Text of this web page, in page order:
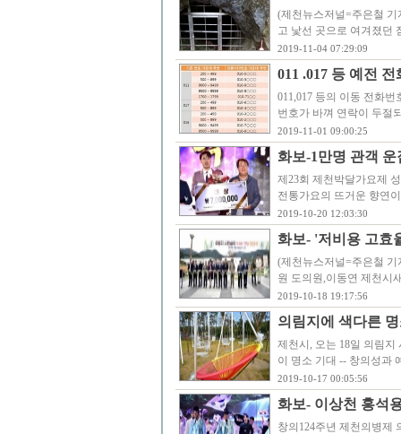
(제천뉴스저널=주은철
고 낯선 곳으로 여겨졌던
2019-11-04 07:29:09
011 .017 등 예전
011,017 등의 이동 전화
번호가 바껴 연락이 두절
2019-11-01 09:00:25
화보-1만명 관객
제23회 제천박달가요제
전통가요의 뜨거운 향연
2019-10-20 12:03:30
화보- '저비용 고
(제천뉴스저널=주은철
원 도의원,이동연 제천시
2019-10-18 19:17:56
의림지에 색다른
제천시, 오는 18일 의림지
이 명소 기대 -- 창의성과
2019-10-17 00:05:56
화보- 이상천 홍석
창의124주년 제천의병제